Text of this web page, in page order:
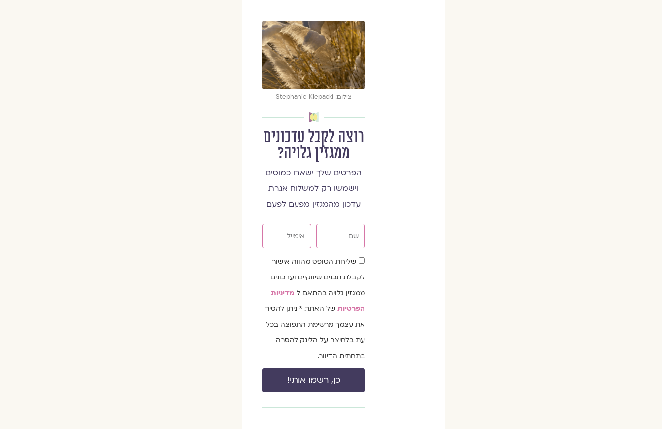
צילום: Stephanie Klepacki
רוצה לקבל עדכונים
ממגזין גלויה?
הפרטים שלך ישארו כמוסים
וישמשו רק למשלוח אגרת
עדכון מהמגזין מפעם לפעם
שדהשליחת הטופס מהווה אישור
לקבלת תכנים שיווקיים ועדכונים
ממגזין גלויה בהתאם למדיניות
הפרטיותשל האתר. * ניתן להסיר
את עצמך מרשימת התפוצה בכל
עת בלחיצה על הלינק להסרה
בתחתית הדיוור.
כן, רשמו אותי!